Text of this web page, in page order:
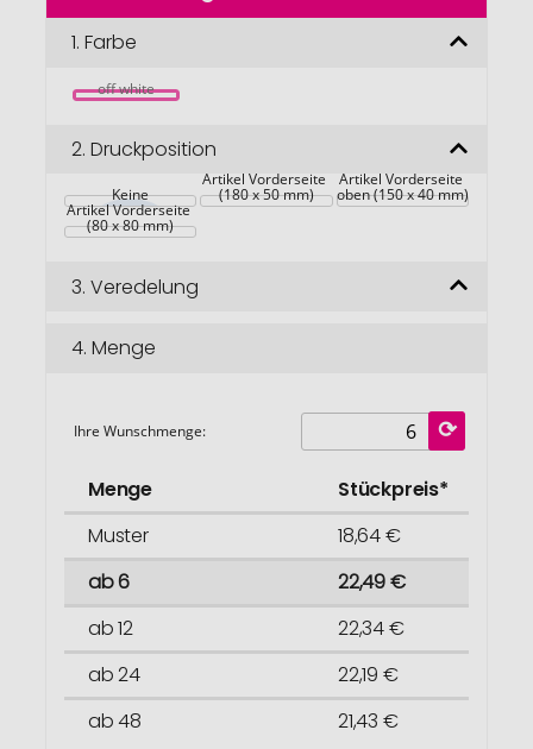
Bildgalerie
1. Farbe
off white
2. Druckposition
Keine
Artikel Vorderseite
(180 x 50 mm)
Artikel Vorderseite
oben (150 x 40 mm)
Artikel Vorderseite
(80 x 80 mm)
3. Veredelung
4. Menge
Ihre Wunschmenge:
Menge
Stückpreis*
Muster
18,64 €
ab 6
22,49 €
ab 12
22,34 €
ab 24
22,19 €
ab 48
21,43 €